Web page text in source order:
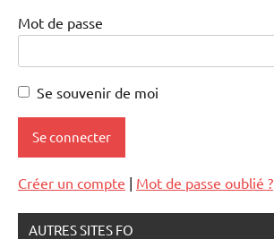
Mot de passe
Se souvenir de moi
Créer un compte | Mot de passe oublié ?
AUTRES SITES FO